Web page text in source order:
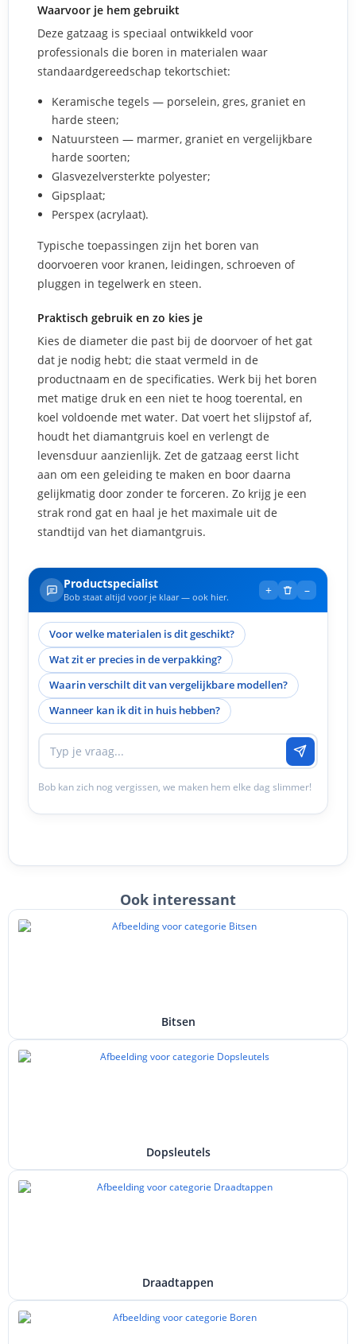
Waarvoor je hem gebruikt
Deze gatzaag is speciaal ontwikkeld voor
professionals die boren in materialen waar
standaardgereedschap tekortschiet:
Keramische tegels — porselein, gres, graniet en
harde steen;
Natuursteen — marmer, graniet en vergelijkbare
harde soorten;
Glasvezelversterkte polyester;
Gipsplaat;
Perspex (acrylaat).
Typische toepassingen zijn het boren van
doorvoeren voor kranen, leidingen, schroeven of
pluggen in tegelwerk en steen.
Praktisch gebruik en zo kies je
Kies de diameter die past bij de doorvoer of het gat
dat je nodig hebt; die staat vermeld in de
productnaam en de specificaties. Werk bij het boren
met matige druk en een niet te hoog toerental, en
koel voldoende met water. Dat voert het slijpstof af,
houdt het diamantgruis koel en verlengt de
levensduur aanzienlijk. Zet de gatzaag eerst licht
aan om een geleiding te maken en boor daarna
gelijkmatig door zonder te forceren. Zo krijg je een
strak rond gat en haal je het maximale uit de
standtijd van het diamantgruis.
Productspecialist
Bob staat altijd voor je klaar — ook hier. + –
Voor welke materialen is dit geschikt?
Wat zit er precies in de verpakking?
Waarin verschilt dit van vergelijkbare modellen?
Wanneer kan ik dit in huis hebben?
Bob kan zich nog vergissen, we maken hem elke dag slimmer!
Ook interessant
Bitsen
Dopsleutels
Draadtappen